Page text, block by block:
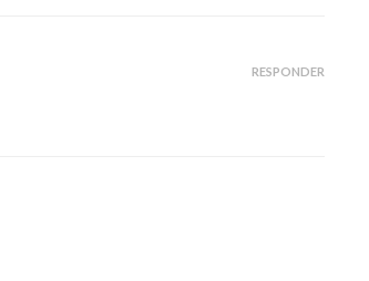
RESPONDER